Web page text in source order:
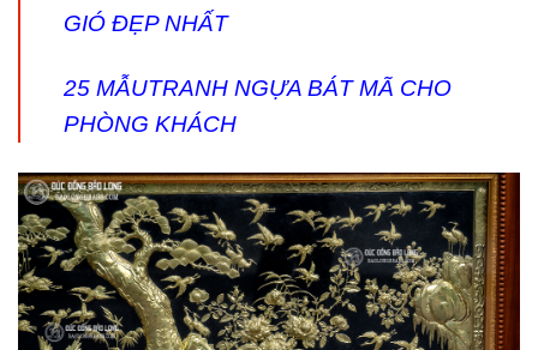
GIÓ ĐẸP NHẤT
25 MẪUTRANH NGỰA BÁT MÃ CHO
PHÒNG KHÁCH